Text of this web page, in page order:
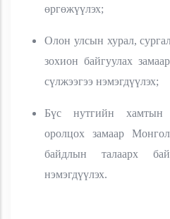
өргөжүүлэх;
Олон улсын хурал,
зохион байгуулах
сүлжээгээ нэмэгдүүлэх;
Бүс нутгийн хамтын
оролцох замаар
байдлын талаарх
нэмэгдүүлэх.